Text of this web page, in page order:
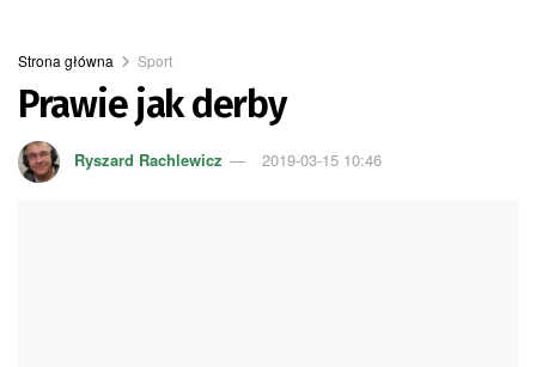
Strona główna Sport
Prawie jak derby
Ryszard Rachlewicz 2019-03-15 10:46